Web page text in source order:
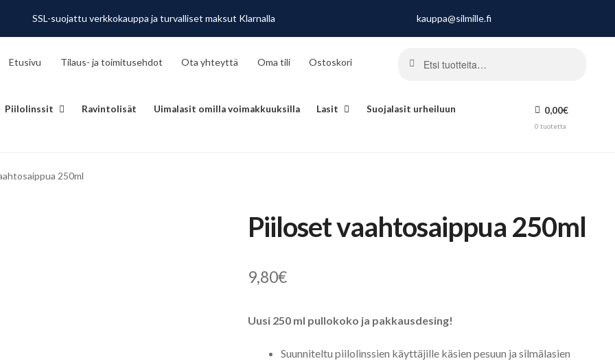
SSL-suojattu verkkokauppa ja turvalliset maksut Klarnalla kauppa@silmille.fi
Etusivu Tilaus- ja toimitusehdot Ota yhteyttä Oma tili Ostoskori
Piilolinssit Ravintolisät Uimalasit omilla voimakkuuksilla Lasit Suojalasit urheiluun 0,00€
0 tuotetta
250ml
Piiloset vaahtosaippua 250ml
9,80€
Uusi 250 ml pullokoko ja pakkausdesing!
Suunniteltu piilolinssien käyttäjille käsien pesuun ja silmälasien